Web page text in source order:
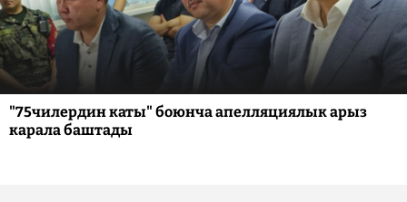
"75чилердин каты" боюнча апелляциялык арыз
карала баштады